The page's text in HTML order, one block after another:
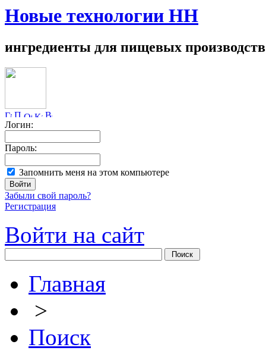
Новые технологии НН
ингредиенты для пищевых производств
Логин:
Пароль:
Запомнить меня на этом компьютере
Забыли свой пароль?
Регистрация
Войти на сайт
Главная
>
Поиск